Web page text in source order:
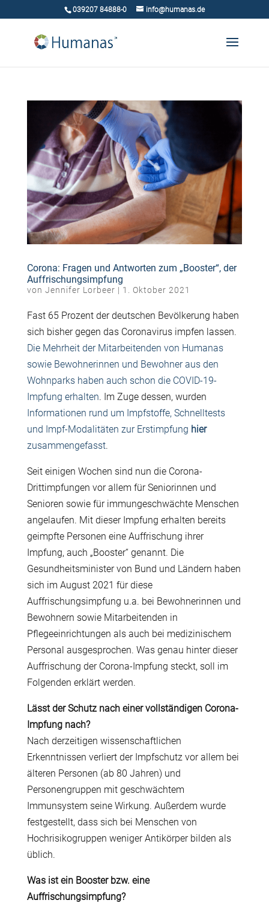
039207 84888-0 info@humanas.de
Corona: Fragen und Antworten zum „Booster“, der
Auffrischungsimpfung
von Jennifer Lorbeer | 1. Oktober 2021
Fast 65 Prozent der deutschen Bevölkerung haben
sich bisher gegen das Coronavirus impfen lassen.
Die Mehrheit der Mitarbeitenden von Humanas
sowie Bewohnerinnen und Bewohner aus den
Wohnparks haben auch schon die COVID-19-
Impfung erhalten. Im Zuge dessen, wurden
Informationen rund um Impfstoffe, Schnelltests
und Impf-Modalitäten zur Erstimpfung hier
zusammengefasst.
Seit einigen Wochen sind nun die Corona-
Drittimpfungen vor allem für Seniorinnen und
Senioren sowie für immungeschwächte Menschen
angelaufen. Mit dieser Impfung erhalten bereits
geimpfte Personen eine Auffrischung ihrer
Impfung, auch „Booster“ genannt. Die
Gesundheitsminister von Bund und Ländern haben
sich im August 2021 für diese
Auffrischungsimpfung u.a. bei Bewohnerinnen und
Bewohnern sowie Mitarbeitenden in
Pflegeeinrichtungen als auch bei medizinischem
Personal ausgesprochen. Was genau hinter dieser
Auffrischung der Corona-Impfung steckt, soll im
Folgenden erklärt werden.
Lässt der Schutz nach einer vollständigen Corona-
Impfung nach?
Nach derzeitigen wissenschaftlichen
Erkenntnissen verliert der Impfschutz vor allem bei
älteren Personen (ab 80 Jahren) und
Personengruppen mit geschwächtem
Immunsystem seine Wirkung. Außerdem wurde
festgestellt, dass sich bei Menschen von
Hochrisikogruppen weniger Antikörper bilden als
üblich.
Was ist ein Booster bzw. eine
Auffrischungsimpfung?